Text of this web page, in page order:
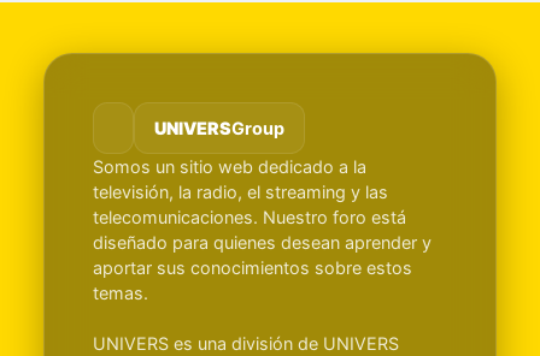
UNIVERSGroup
Somos un sitio web dedicado a la
televisión, la radio, el streaming y las
telecomunicaciones. Nuestro foro está
diseñado para quienes desean aprender y
aportar sus conocimientos sobre estos
temas.
UNIVERS es una división de UNIVERS